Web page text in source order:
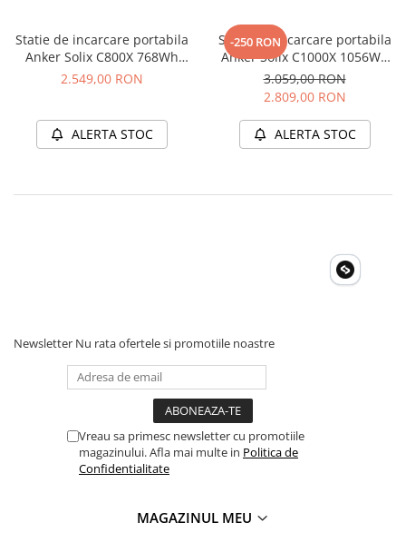
Statie de incarcare portabila
Anker Solix C800X 768Wh
1200W
2.549,00 RON
ALERTA STOC
-250 RON
Statie de incarcare portabila
Anker Solix C1000X 1056Wh
1800W
3.059,00 RON
2.809,00 RON
ALERTA STOC
Newsletter Nu rata ofertele si promotiile noastre
Vreau sa primesc newsletter cu promotiile
magazinului. Afla mai multe in Politica de
Confidentialitate
MAGAZINUL MEU